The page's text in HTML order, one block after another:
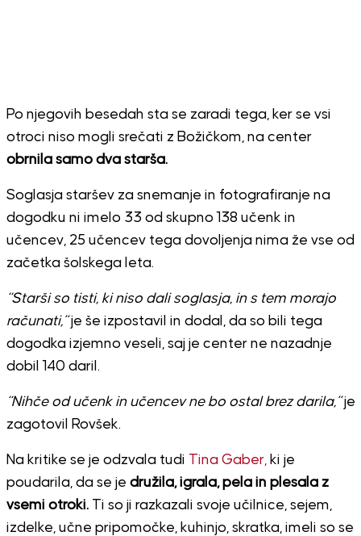
Po njegovih besedah sta se zaradi tega, ker se vsi
otroci niso mogli srečati z Božičkom, na center
obrnila samo dva starša.
Soglasja staršev za snemanje in fotografiranje na
dogodku ni imelo 33 od skupno 138 učenk in
učencev, 25 učencev tega dovoljenja nima že vse od
začetka šolskega leta.
“Starši so tisti, ki niso dali soglasja, in s tem morajo
računati,”je še izpostavil in dodal, da so bili tega
dogodka izjemno veseli, saj je center ne nazadnje
dobil 140 daril.
“Nihče od učenk in učencev ne bo ostal brez darila,”je
zagotovil Rovšek.
Na kritike se je odzvala tudi Tina Gaber,ki je
poudarila, da se je družila, igrala, pela in plesala z
vsemi otroki.Ti so ji razkazali svoje učilnice, sejem,
izdelke, učne pripomočke, kuhinjo, skratka, imeli so se